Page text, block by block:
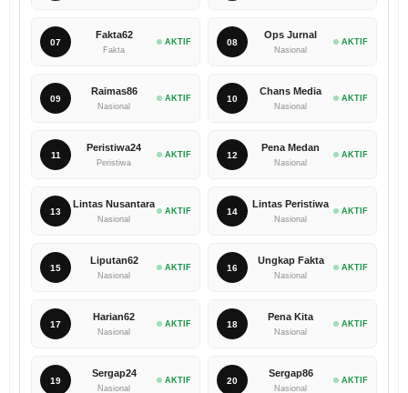
07
Fakta62
Fakta
AKTIF 08
Ops Jurnal
Nasional
AKTIF
09
Raimas86
Nasional
AKTIF 10
Chans Media
Nasional
AKTIF
11
Peristiwa24
Peristiwa
AKTIF 12
Pena Medan
Nasional
AKTIF
13
Lintas Nusantara
Nasional
AKTIF 14
Lintas Peristiwa
Nasional
AKTIF
15
Liputan62
Nasional
AKTIF 16
Ungkap Fakta
Nasional
AKTIF
17
Harian62
Nasional
AKTIF 18
Pena Kita
Nasional
AKTIF
19
Sergap24
Nasional
AKTIF 20
Sergap86
Nasional
AKTIF